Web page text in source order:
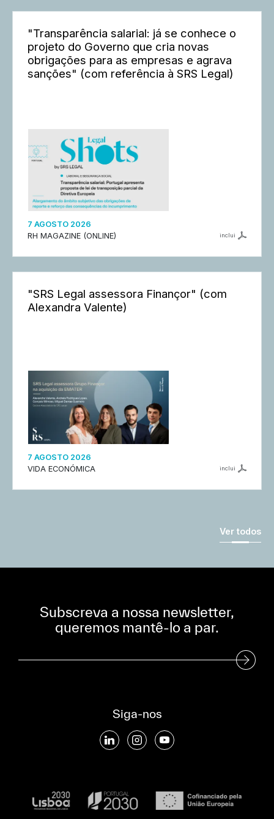
"Transparência salarial: já se conhece o
projeto do Governo que cria novas
obrigações para as empresas e agrava
sanções" (com referência à SRS Legal)
7 AGOSTO 2026
RH MAGAZINE (ONLINE)
inclui
"SRS Legal assessora Finançor" (com
Alexandra Valente)
7 AGOSTO 2026
VIDA ECONÓMICA
inclui
Ver todos
Subscreva a nossa newsletter,
queremos mantê-lo a par.
Subscreva a nossa Newsletter
Siga-nos